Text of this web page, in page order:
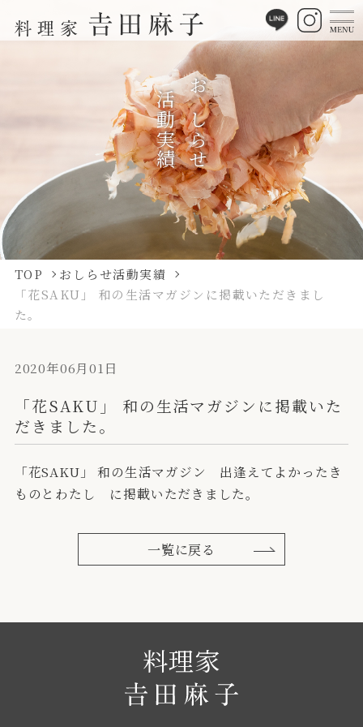
おしらせ
活動実績
TOP
おしらせ活動実績
「花SAKU」 和の生活マガジンに掲載いただきまし
た。
2020年06月01日
「花SAKU」 和の生活マガジンに掲載いた
だきました。
「花SAKU」 和の生活マガジン 出逢えてよかったき
ものとわたし に掲載いただきました。
一覧に戻る
料理家